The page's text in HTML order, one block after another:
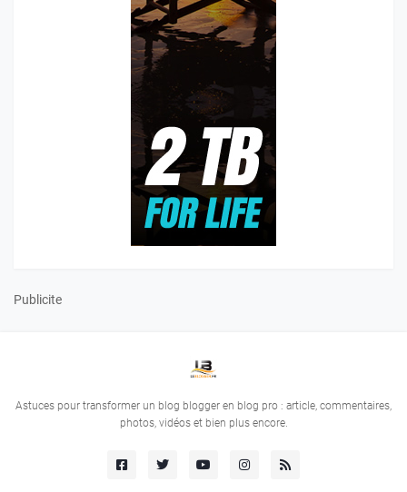
Publicite
Astuces pour transformer un blog blogger en blog pro : article, commentaires,
photos, vidéos et bien plus encore.